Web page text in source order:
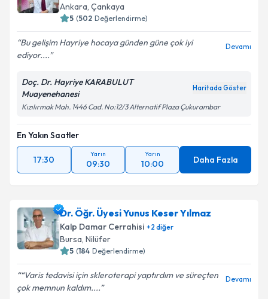
Ankara, Çankaya
5 (502 Değerlendirme)
Bu gelişim Hayriye hocaya günden güne çok iyi
ediyor....
Devamı
Doç. Dr. Hayriye KARABULUT
Muayenehanesi
Haritada Göster
Kızılırmak Mah. 1446 Cad. No:12/3 Alternatif Plaza Çukurambar
En Yakın Saatler
17:30
Yarın
09:30
Yarın
10:00 Daha Fazla
Dr. Öğr. Üyesi Yunus Keser Yılmaz
Kalp Damar Cerrahisi +2 diğer
Bursa, Nilüfer
5 (184 Değerlendirme)
“Varis tedavisi için skleroterapi yaptırdım ve süreçten
çok memnun kaldım....
Devamı